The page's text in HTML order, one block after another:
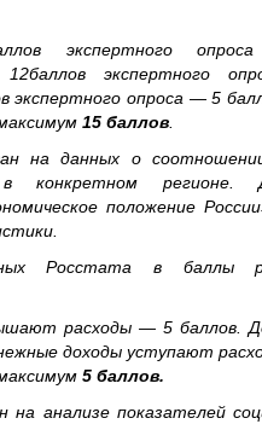
экспертного
12баллов экспертного
экспертного опроса — 5
15 баллов
на данных о
в конкретном
положение
Росстата в баллы
расходы — 5 баллов
доходы уступают
5 баллов.
на анализе показателей